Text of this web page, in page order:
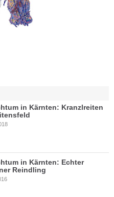
in Kärnten: Kranzlreiten
in Kärnten: Echter
Reindling